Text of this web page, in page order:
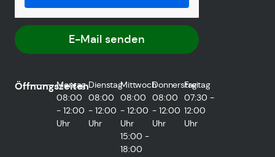
E-Mail senden
Öffnungszeiten
Montag
08:00
- 12:00
Uhr
Dienstag
08:00
- 12:00
Uhr
Mittwoch
08:00
- 12:00
Uhr
15:00 -
18:00
Donnerstag
08:00
- 12:00
Uhr
Freitag
07:30 -
12:00
Uhr